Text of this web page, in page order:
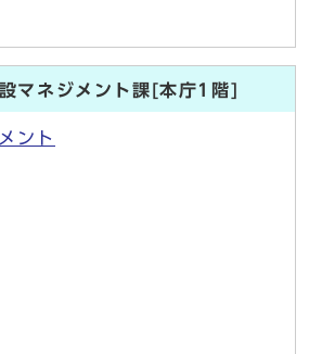
マネジメント課[本庁1階]
ント